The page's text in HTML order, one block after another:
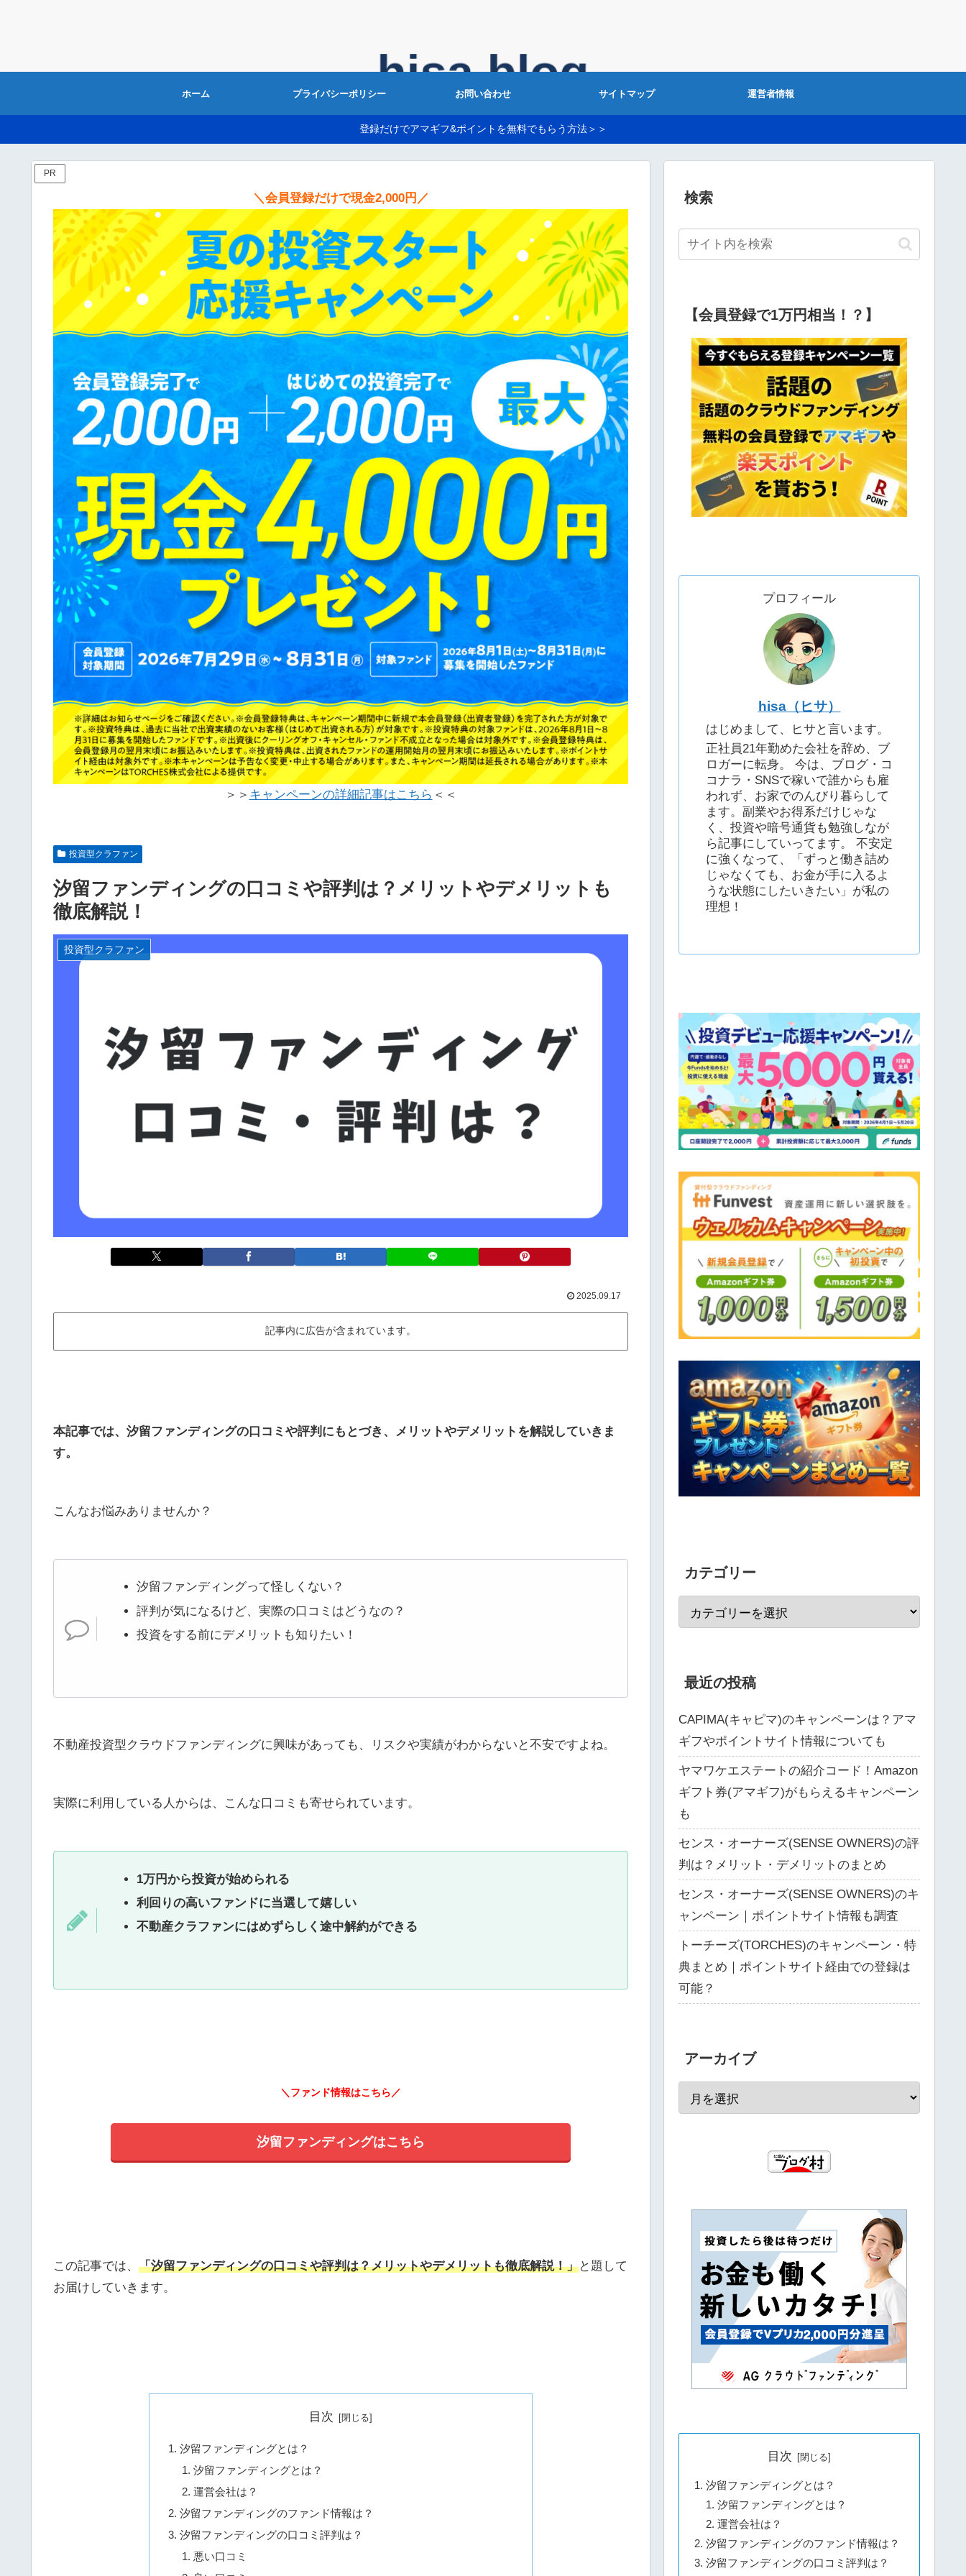
ホーム プライバシーポリシー お問い合わせ サイトマップ 運営者情報
登録だけでアマギフ&ポイントを無料でもらう方法＞＞
PR
＼会員登録だけで現金2,000円／
＞＞ キャンペーンの詳細記事はこちら ＜＜
投資型クラファン
汐留ファンディングの口コミや評判は？メリットやデメリットも
徹底解説！
投資型クラファン
2025.09.17
記事内に広告が含まれています。
本記事では、汐留ファンディングの口コミや評判にもとづき、メリットやデメリットを解説していきま
す。
こんなお悩みありませんか？
汐留ファンディングって怪しくない？
評判が気になるけど、実際の口コミはどうなの？
投資をする前にデメリットも知りたい！
不動産投資型クラウドファンディングに興味があっても、リスクや実績がわからないと不安ですよね。
実際に利用している人からは、こんな口コミも寄せられています。
1万円から投資が始められる
利回りの高いファンドに当選して嬉しい
不動産クラファンにはめずらしく途中解約ができる
＼ファンド情報はこちら／
汐留ファンディングはこちら
この記事では、 「汐留ファンディングの口コミや評判は？メリットやデメリットも徹底解説！」と題して
お届けしていきます。
目次
汐留ファンディングとは？
汐留ファンディングとは？
運営会社は？
汐留ファンディングのファンド情報は？
汐留ファンディングの口コミ評判は？
悪い口コミ
検索
【会員登録で1万円相当！？】
プロフィール
hisa（ヒサ）
はじめまして、ヒサと言います。
正社員21年勤めた会社を辞め、ブ
ロガーに転身。 今は、ブログ・コ
コナラ・SNSで稼いで誰からも雇
われず、お家でのんびり暮らして
ます。副業やお得系だけじゃな
く、投資や暗号通貨も勉強しなが
ら記事にしていってます。 不安定
に強くなって、「ずっと働き詰め
じゃなくても、お金が手に入るよ
うな状態にしたいきたい」が私の
理想！
カテゴリー
最近の投稿
CAPIMA(キャピマ)のキャンペーンは？アマ
ギフやポイントサイト情報についても
ヤマワケエステートの紹介コード！Amazon
ギフト券(アマギフ)がもらえるキャンペーン
も
センス・オーナーズ(SENSE OWNERS)の評
判は？メリット・デメリットのまとめ
センス・オーナーズ(SENSE OWNERS)のキ
ャンペーン｜ポイントサイト情報も調査
トーチーズ(TORCHES)のキャンペーン・特
典まとめ｜ポイントサイト経由での登録は
可能？
アーカイブ
目次
汐留ファンディングとは？
汐留ファンディングとは？
運営会社は？
汐留ファンディングのファンド情報は？
汐留ファンディングの口コミ評判は？